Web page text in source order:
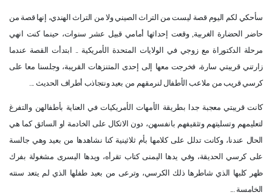
سأحكي لكم اليوم قصة ليست من التراث الصيني ولا من التراث الهندي، إنها قصة من
حاضر الحضارة الغربية, وقعت إحداثها أمامي قبيل عشر سنوات، حينما كنت انهي
مرحلة الدكتوراة مع زوجي في الولايات المتحدة الأمريكية .. ابتدأت القصة عندما
زارتني قريبتي سارة، فخرجت معها إلى إحدى المتنزهات القريبة، وجلسنا معا على
كرسي قريب من ملاعب الأطفال لنرمقهم من بعيد ونتجاذب أطراف الحديث ...
كانت قريبتي معجبة جدا بطريقة الأمهات الأمريكيات في العناية بأطفالهن والتفرغ
لتعليمهم وتسليتهم وتثقيفهم بانفسهن، دون الاتكال على الخادمة او السائق كما هي
الحال عندنا، وكانت تدلل على كلامها بأم ثلاثينية كنا نشاهدها من بعيد وهي جالسة
على كرسي الحديقة، وفي يدها اليمنى كتاب تقرأه، ويدها اليسرى مشغولة بفرك
ظهر كلبها الذي شاطرها ذلك الكرسي، وترعى من بعيد طفلها الذي لم يتعد سنته
الخامسة ...